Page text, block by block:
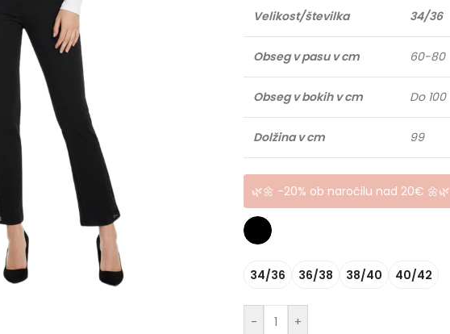
Velikost/številka 34/36
Obseg v pasu v cm 60-80
Obseg v bokih v cm Do 100
Dolžina v cm 99
🌿🌼 -20% ob naročilu nad 20€ 🌼🌿
34/36 36/38 38/40 40/42
- +